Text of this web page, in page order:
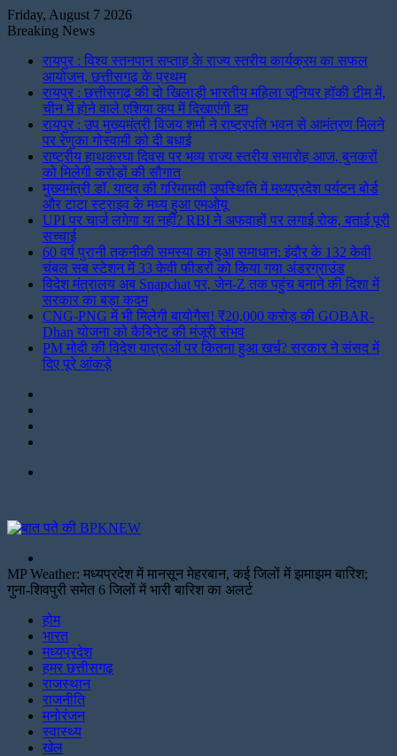
Friday, August 7 2026
Breaking News
रायपुर : विश्व स्तनपान सप्ताह के राज्य स्तरीय कार्यक्रम का सफल
आयोजन, छत्तीसगढ़ के प्रथम
रायपुर : छत्तीसगढ़ की दो खिलाड़ी भारतीय महिला जूनियर हॉकी टीम में,
चीन में होने वाले एशिया कप में दिखाएंगी दम
रायपुर : उप मुख्यमंत्री विजय शर्मा ने राष्ट्रपति भवन से आमंत्रण मिलने
पर रेणुका गोस्वामी को दी बधाई
राष्ट्रीय हाथकरघा दिवस पर भव्य राज्य स्तरीय समारोह आज, बुनकरों
को मिलेगी करोड़ों की सौगात
मुख्यमंत्री डॉ. यादव की गरिमामयी उपस्थिति में मध्यप्रदेश पर्यटन बोर्ड
और टाटा स्ट्राइव के मध्य हुआ एमओयू
UPI पर चार्ज लगेगा या नहीं? RBI ने अफवाहों पर लगाई रोक, बताई पूरी
सच्चाई
60 वर्ष पुरानी तकनीकी समस्या का हुआ समाधान: इंदौर के 132 केवी
चंबल सब स्टेशन में 33 केवी फीडरों को किया गया अंडरग्राउंड
विदेश मंत्रालय अब Snapchat पर, जेन-Z तक पहुंच बनाने की दिशा में
सरकार का बड़ा कदम
CNG-PNG में भी मिलेगी बायोगैस! ₹20,000 करोड़ की GOBAR-
Dhan योजना को कैबिनेट की मंजूरी संभव
PM मोदी की विदेश यात्राओं पर कितना हुआ खर्च? सरकार ने संसद में
दिए पूरे आंकड़े
for
MP Weather: मध्यप्रदेश में मानसून मेहरबान, कई जिलों में झमाझम बारिश;
गुना-शिवपुरी समेत 6 जिलों में भारी बारिश का अलर्ट
होम
भारत
मध्यप्रदेश
हमर छत्तीसगढ़
राजस्थान
राजनीति
मनोरंजन
स्वास्थ्य
खेल